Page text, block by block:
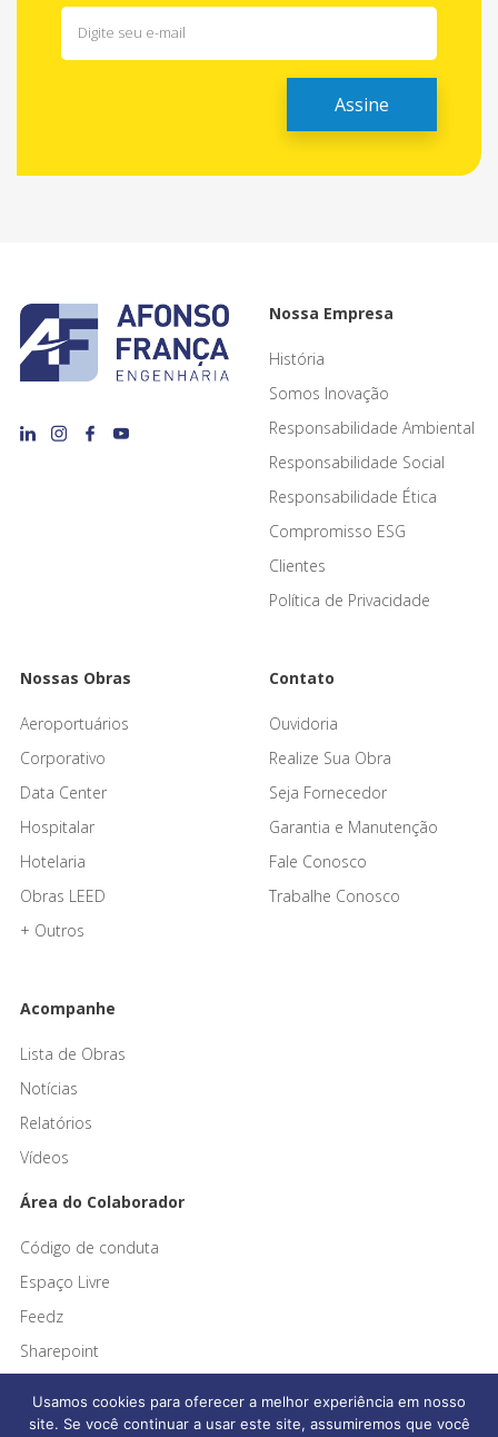
Nossa Empresa
História
Somos Inovação
Responsabilidade Ambiental
Responsabilidade Social
Responsabilidade Ética
Compromisso ESG
Clientes
Política de Privacidade
Nossas Obras
Aeroportuários
Corporativo
Data Center
Hospitalar
Hotelaria
Obras LEED
+ Outros
Contato
Ouvidoria
Realize Sua Obra
Seja Fornecedor
Garantia e Manutenção
Fale Conosco
Trabalhe Conosco
Acompanhe
Lista de Obras
Notícias
Relatórios
Vídeos
Área do Colaborador
Código de conduta
Espaço Livre
Feedz
Sharepoint
Usamos cookies para oferecer a melhor experiência em nosso
site. Se você continuar a usar este site, assumiremos que você